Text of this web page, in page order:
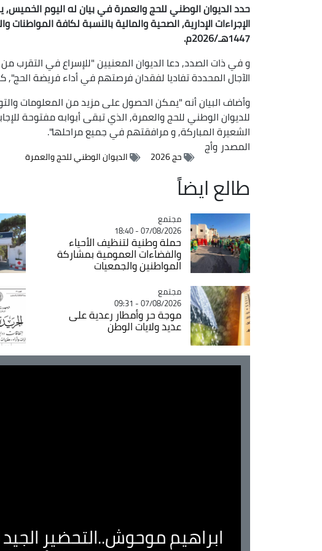
الإجراءات الإدارية, الصحية والمالية بالنسبة لكافة
1447هـ/2026م.
و في ذات الصدد, دعا الديوان المعنيين "للإسراع في التقرب
الآجال المحددة تفاديا لفقدان فرصتهم في أداء فريضة
وأضاف البيان أنه "يمكن الحصول على مزيد من المعلومات
للديوان الوطني للحج والعمرة, الذي تبقى أبوابه مفتوحة
الشعيرة المباركة, و مرافقتهم في جميع مراحلها".
المصدر وأج
حج 2026 الديوان الوطني للحج والعمرة
طالع ايضاً
Catégorie
مجتمع
07/08/2026 - 18:40
حملة وطنية لتنظيف الأحياء
والفضاءات العمومية بمشاركة
المواطنين والجمعيات
Catégorie
مجتمع
07/08/2026 - 09:31
موجة حر وأمطار رعدية على
عديد ولايات الوطن
ابراهيم موحوش..التحضير